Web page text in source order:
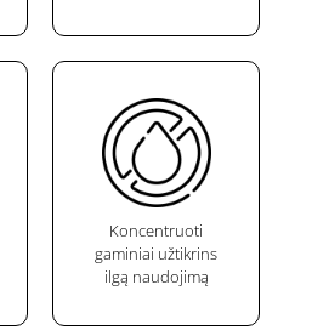
Koncentruoti
gaminiai užtikrins
ilgą naudojimą